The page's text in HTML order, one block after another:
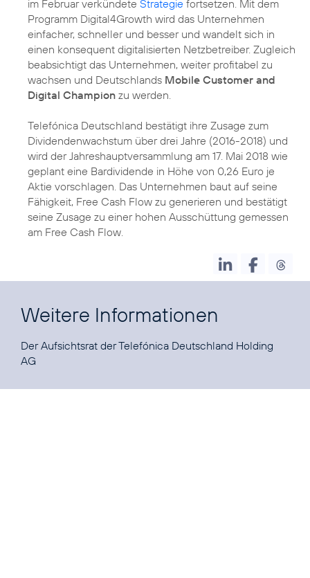
im Februar verkündete Strategie fortsetzen. Mit dem
Programm Digital4Growth wird das Unternehmen
einfacher, schneller und besser und wandelt sich in
einen konsequent digitalisierten Netzbetreiber. Zugleich
beabsichtigt das Unternehmen, weiter profitabel zu
wachsen und Deutschlands Mobile Customer and
Digital Champion zu werden.
Telefónica Deutschland bestätigt ihre Zusage zum
Dividendenwachstum über drei Jahre (2016-2018) und
wird der Jahreshauptversammlung am 17. Mai 2018 wie
geplant eine Bardividende in Höhe von 0,26 Euro je
Aktie vorschlagen. Das Unternehmen baut auf seine
Fähigkeit, Free Cash Flow zu generieren und bestätigt
seine Zusage zu einer hohen Ausschüttung gemessen
am Free Cash Flow.
Weitere Informationen
Der Aufsichtsrat der Telefónica Deutschland Holding
AG